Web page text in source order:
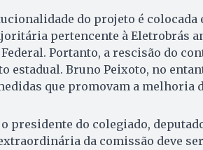
do projeto é colocada
pertencente à Eletrobrás
Portanto, a rescisão do
estadual. Bruno Peixoto, no
que promovam a melhoria
o presidente do colegiado,
da comissão deve